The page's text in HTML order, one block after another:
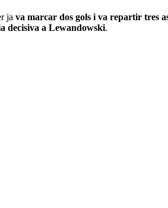
ja va marcar dos gols i va repartir tres
decisiva a Lewandowski.